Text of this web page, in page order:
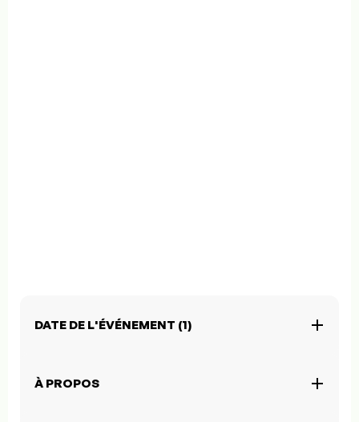
DATE DE L'ÉVÉNEMENT (1)
À PROPOS